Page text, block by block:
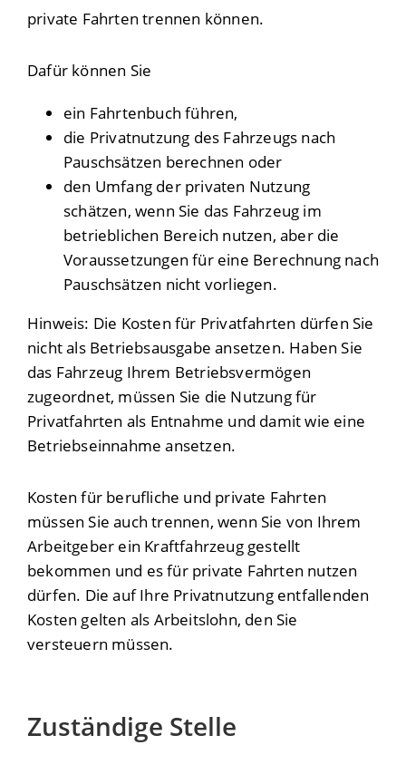
private Fahrten trennen können.
Dafür können Sie
ein Fahrtenbuch führen,
die Privatnutzung des Fahrzeugs nach
Pauschsätzen berechnen oder
den Umfang der privaten Nutzung
schätzen, wenn Sie das Fahrzeug im
betrieblichen Bereich nutzen, aber die
Voraussetzungen für eine Berechnung nach
Pauschsätzen nicht vorliegen.
Hinweis: Die Kosten für Privatfahrten dürfen Sie
nicht als Betriebsausgabe ansetzen. Haben Sie
das Fahrzeug Ihrem Betriebsvermögen
zugeordnet, müssen Sie die Nutzung für
Privatfahrten als Entnahme und damit wie eine
Betriebseinnahme ansetzen.
Kosten für berufliche und private Fahrten
müssen Sie auch trennen, wenn Sie von Ihrem
Arbeitgeber ein Kraftfahrzeug gestellt
bekommen und es für private Fahrten nutzen
dürfen. Die auf Ihre Privatnutzung entfallenden
Kosten gelten als Arbeitslohn, den Sie
versteuern müssen.
Zuständige Stelle